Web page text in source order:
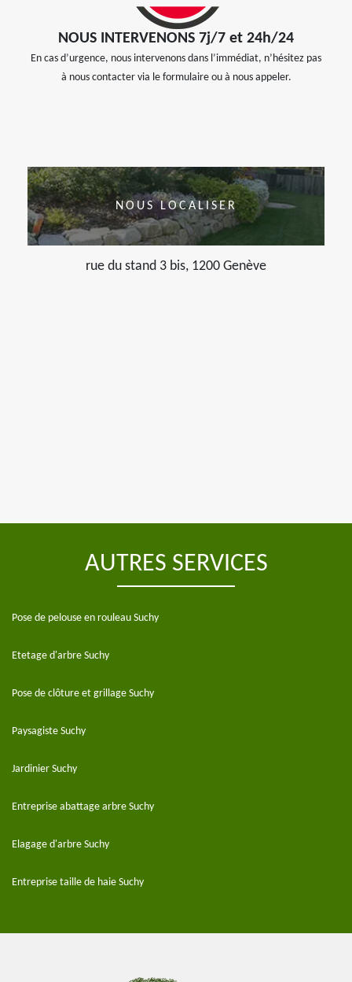
NOUS INTERVENONS 7j/7 et 24h/24
En cas d’urgence, nous intervenons dans l’immédiat, n’hésitez pas
à nous contacter via le formulaire ou à nous appeler.
NOUS LOCALISER
rue du stand 3 bis, 1200 Genève
AUTRES SERVICES
Pose de pelouse en rouleau Suchy
Etetage d'arbre Suchy
Pose de clôture et grillage Suchy
Paysagiste Suchy
Jardinier Suchy
Entreprise abattage arbre Suchy
Elagage d'arbre Suchy
Entreprise taille de haie Suchy